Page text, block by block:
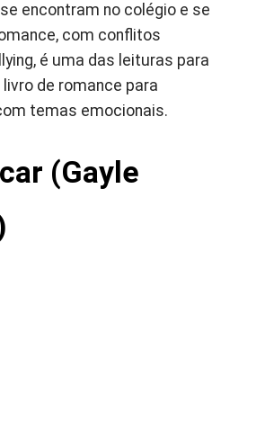
encontram no colégio e se
com conflitos
é uma das leituras para
de romance para
temas emocionais.
(Gayle